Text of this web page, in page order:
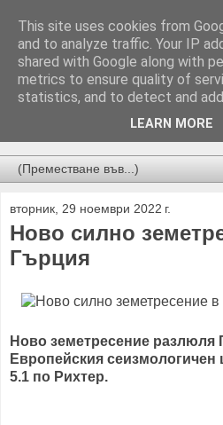
Новини от Бургас, страната и
вторник, 29 ноември 2022 г.
Ново силно
Гърция
Ново земетресение разлюля
Европейския сеизмологичен
5.1 по Рихтер.
This site uses cookies from
and to analyze traffic. Your IP
shared with Google along with
metrics to ensure quality of
statistics, and to detect and
LEARN MORE